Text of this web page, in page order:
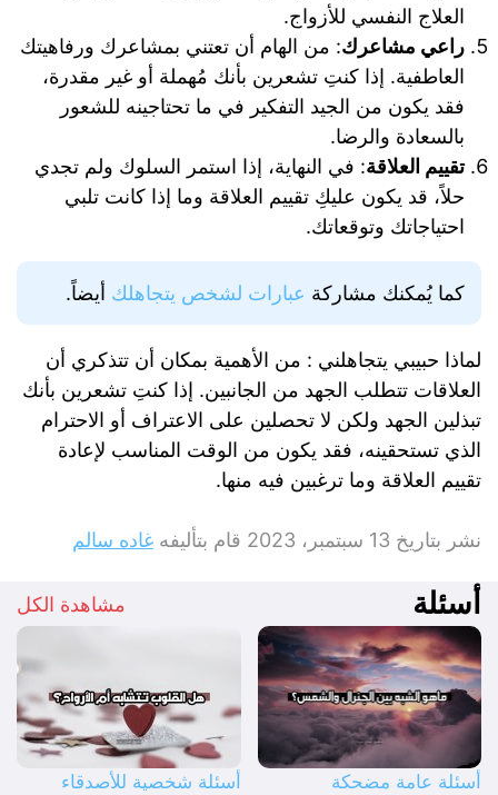
العلاج النفسي للأزواج.
راعي مشاعرك: من الهام أن تعتني بمشاعرك ورفاهيتك
العاطفية. إذا كنتِ تشعرين بأنك مُهملة أو غير مقدرة،
فقد يكون من الجيد التفكير في ما تحتاجينه للشعور
بالسعادة والرضا.
تقييم العلاقة: في النهاية، إذا استمر السلوك ولم تجدي
حلاً، قد يكون عليكِ تقييم العلاقة وما إذا كانت تلبي
احتياجاتك وتوقعاتك.
كما يُمكنك مشاركة عبارات لشخص يتجاهلك أيضاً.
لماذا حبيبي يتجاهلني : من الأهمية بمكان أن تتذكري أن
العلاقات تتطلب الجهد من الجانبين. إذا كنتِ تشعرين بأنك
تبذلين الجهد ولكن لا تحصلين على الاعتراف أو الاحترام
الذي تستحقينه، فقد يكون من الوقت المناسب لإعادة
تقييم العلاقة وما ترغبين فيه منها.
نشر بتاريخ 13 سبتمبر، 2023 قام بتأليفه غاده سالم
أسئلة مشاهدة الكل
أسئلة عامة مضحكة أسئلة شخصية للأصدقاء